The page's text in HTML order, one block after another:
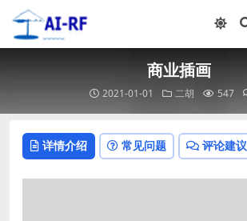
商业插画
2021-01-01 二胡 547
详情介绍 常见问题 评论建议